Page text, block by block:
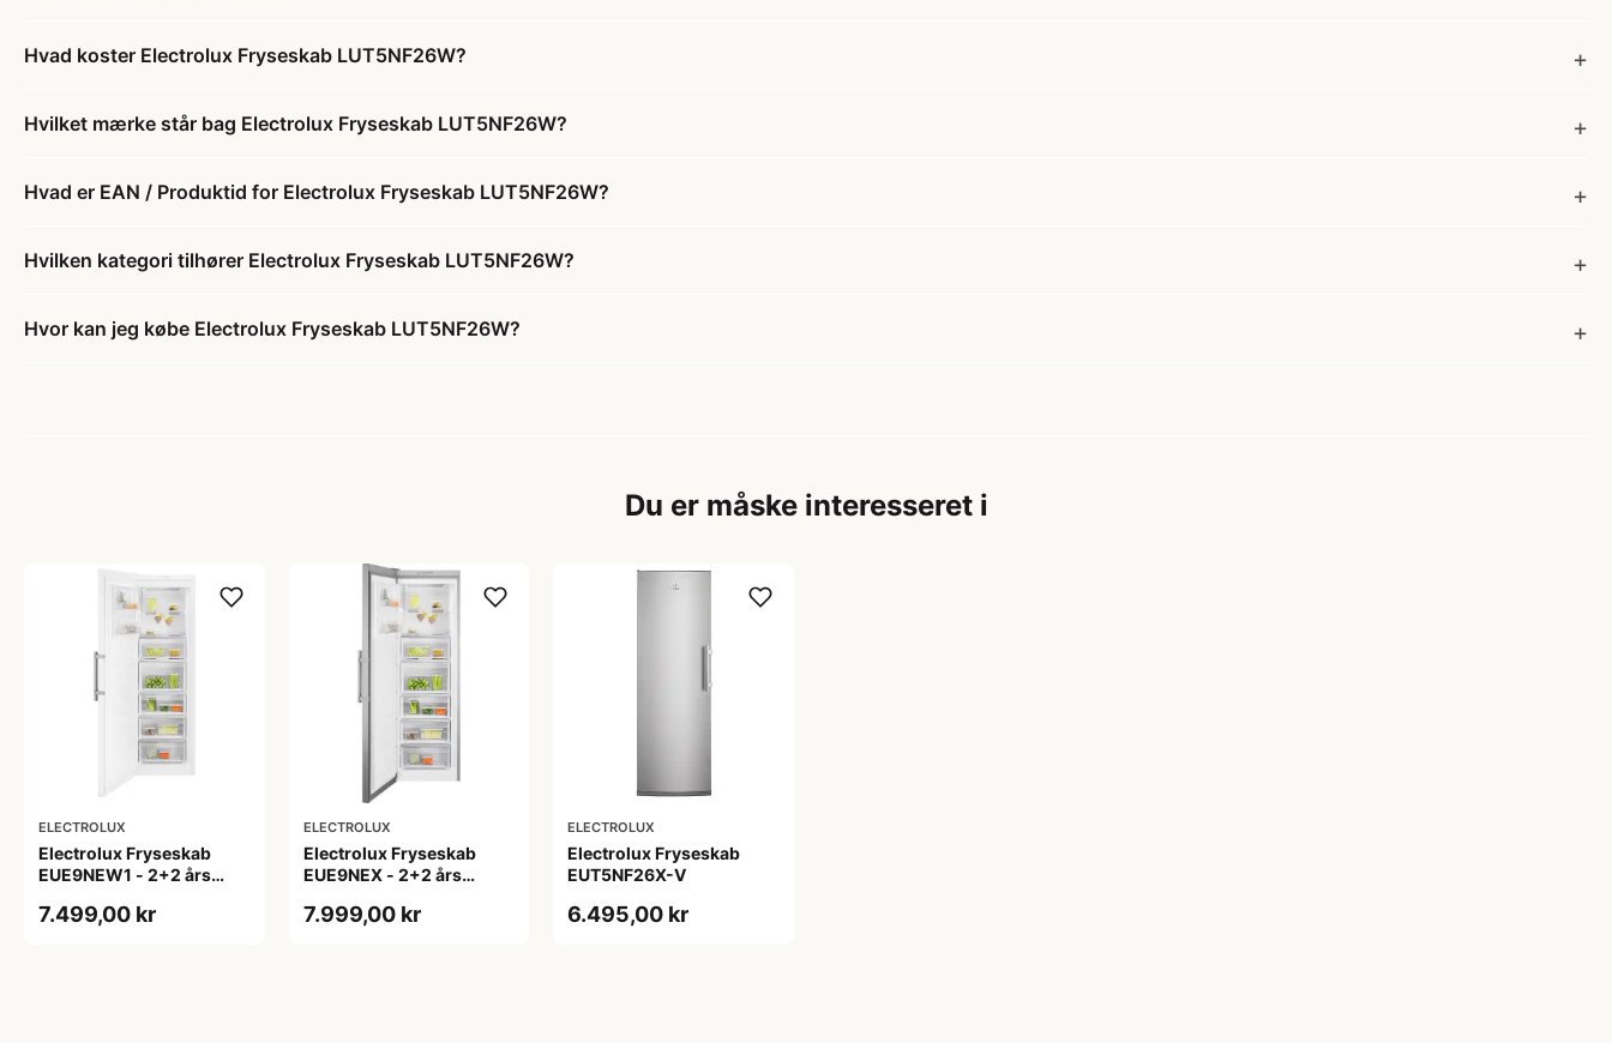
Hvad koster Electrolux Fryseskab LUT5NF26W?
Hvilket mærke står bag Electrolux Fryseskab LUT5NF26W?
Hvad er EAN / Produktid for Electrolux Fryseskab LUT5NF26W?
Hvilken kategori tilhører Electrolux Fryseskab LUT5NF26W?
Hvor kan jeg købe Electrolux Fryseskab LUT5NF26W?
Du er måske interesseret i
ELECTROLUX
Electrolux Fryseskab
EUE9NEW1 - 2+2 års
7.499,00 kr
ELECTROLUX
Electrolux Fryseskab
EUE9NEX - 2+2 års
7.999,00 kr
ELECTROLUX
Electrolux Fryseskab
EUT5NF26X-V
6.495,00 kr